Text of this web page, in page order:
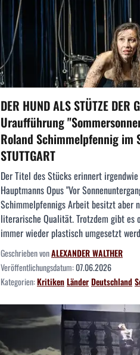
DER HUND ALS STÜTZE DER
Uraufführung
Roland Schimmelpfennig im
STUTTGART
Der Titel des Stücks erinnert
Hauptmanns Opus "Vor
Schimmelpfennigs Arbeit besitzt aber
literarische Qualität. Trotzdem gibt es
immer wieder plastisch umgesetzt
Geschrieben vonALEXANDER WALTHER
Veröffentlichungsdatum:07.06.2026
Kategorien:KritikenLänderDeutschland